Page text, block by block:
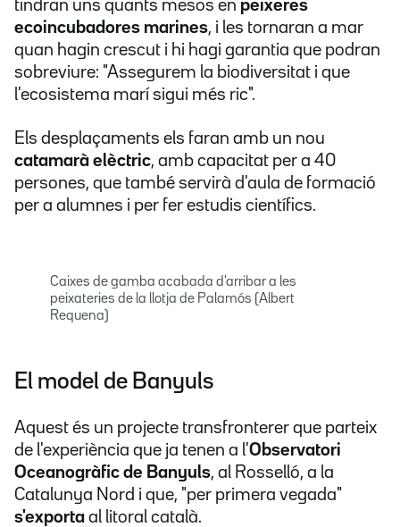
tindran uns quants mesos en peixeres
ecoincubadores marines, i les tornaran a mar
quan hagin crescut i hi hagi garantia que podran
sobreviure: "Assegurem la biodiversitat i que
l'ecosistema marí sigui més ric".
Els desplaçaments els faran amb un nou
catamarà elèctric, amb capacitat per a 40
persones, que també servirà d'aula de formació
per a alumnes i per fer estudis científics.
Caixes de gamba acabada d'arribar a les
peixateries de la llotja de Palamós (Albert
Requena)
El model de Banyuls
Aquest és un projecte transfronterer que parteix
de l'experiència que ja tenen a l'Observatori
Oceanogràfic de Banyuls, al Rosselló, a la
Catalunya Nord i que, "per primera vegada"
s'exporta al litoral català.